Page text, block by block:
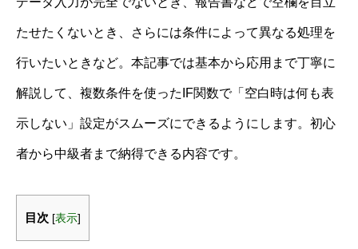
たせたくないとき、さらには条件によって異なる処理を
行いたいときなど。本記事では基本から応用まで丁寧に
解説して、複数条件を使ったIF関数で「空白時は何も表
示しない」設定がスムーズにできるようにします。初心
者から中級者まで納得できる内容です。
目次 [表示]